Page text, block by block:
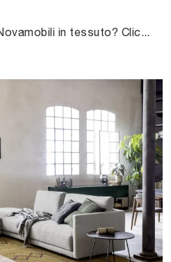
Cerchi salotti e divani Novamobili in tessuto? Clicca e scopri di più sul modello Kubì per spazi moderni.